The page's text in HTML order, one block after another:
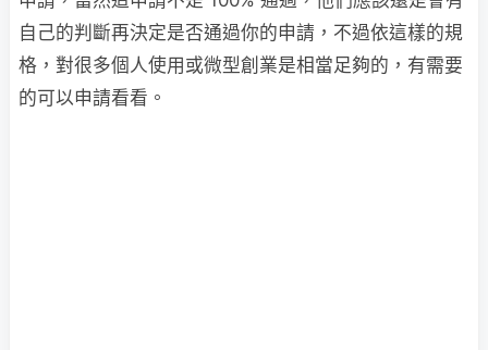
自己的判斷再決定是否通過你的申請，不過依這樣的規
格，對很多個人使用或微型創業是相當足夠的，有需要
的可以申請看看。